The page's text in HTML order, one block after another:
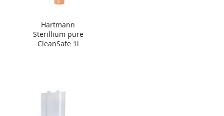
Hartmann
Sterillium pure
CleanSafe 1l